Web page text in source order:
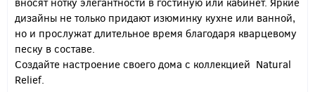
дизайны не только придают изюминку кухне или ванной,
но и прослужат длительное время благодаря кварцевому
песку в составе.
Создайте настроение своего дома с коллекцией Natural
Relief.